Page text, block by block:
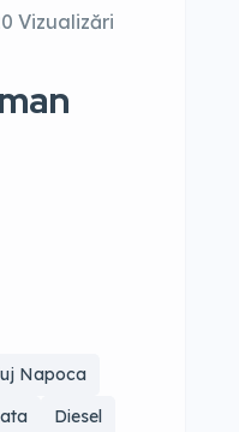
Vizualizări
Napoca
Diesel